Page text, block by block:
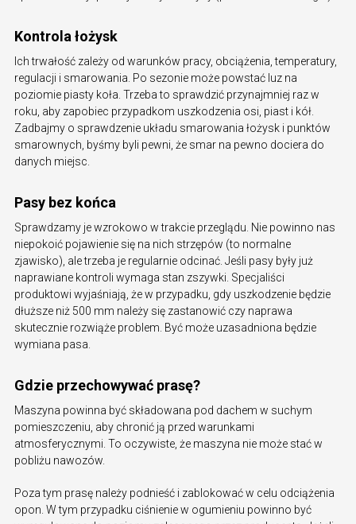
Kontrola łożysk
Ich trwałość zależy od warunków pracy, obciążenia, temperatury,
regulacji i smarowania. Po sezonie może powstać luz na
poziomie piasty koła. Trzeba to sprawdzić przynajmniej raz w
roku, aby zapobiec przypadkom uszkodzenia osi, piast i kół.
Zadbajmy o sprawdzenie układu smarowania łożysk i punktów
smarownych, byśmy byli pewni, że smar na pewno dociera do
danych miejsc.
Pasy bez końca
Sprawdzamy je wzrokowo w trakcie przeglądu. Nie powinno nas
niepokoić pojawienie się na nich strzępów (to normalne
zjawisko), ale trzeba je regularnie odcinać. Jeśli pasy były już
naprawiane kontroli wymaga stan zszywki. Specjaliści
produktowi wyjaśniają, że w przypadku, gdy uszkodzenie będzie
dłuższe niż 500 mm należy się zastanowić czy naprawa
skutecznie rozwiąże problem. Być może uzasadniona będzie
wymiana pasa.
Gdzie przechowywać prasę?
Maszyna powinna być składowana pod dachem w suchym
pomieszczeniu, aby chronić ją przed warunkami
atmosferycznymi. To oczywiste, że maszyna nie może stać w
pobliżu nawozów.
Poza tym prasę należy podnieść i zablokować w celu odciążenia
opon. W tym przypadku ciśnienie w ogumieniu powinno być